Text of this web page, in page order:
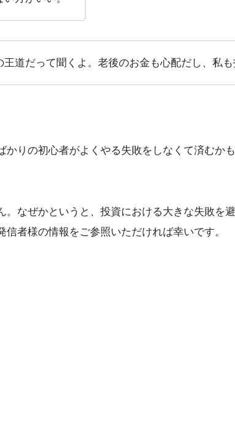
道だって聞くよ。老後のお金も心配だし、私も
りの初心者がよくやる失敗をしなくて済むかも
なぜかというと、投資における大きな失敗を
者様の情報をご参照いただければ幸いです。